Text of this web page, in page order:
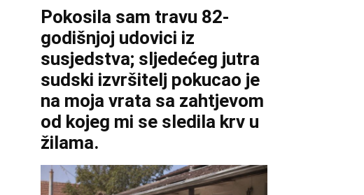
Pokosila sam travu 82-
godišnjoj udovici iz
susjedstva; sljedećeg jutra
sudski izvršitelj pokucao je
na moja vrata sa zahtjevom
od kojeg mi se sledila krv u
žilama.